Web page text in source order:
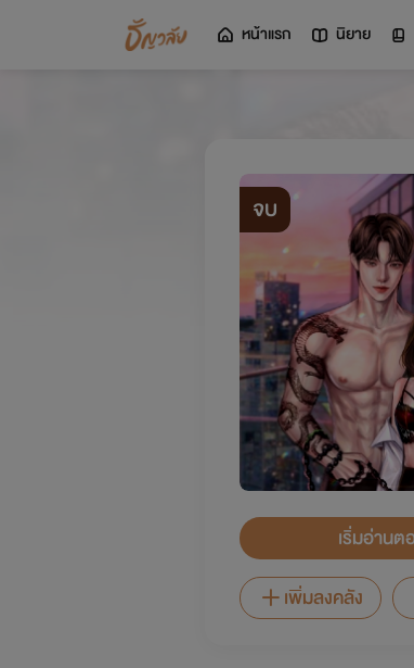
หน้าแรก นิยาย
จบ
เริ่มอ่านต
เพิ่มลงคลัง